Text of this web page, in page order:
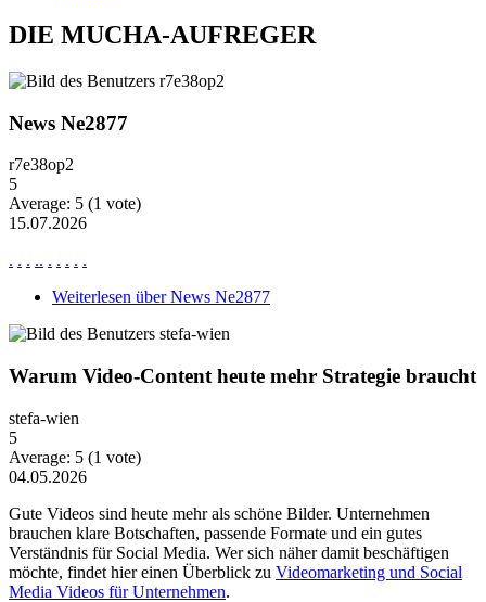
DIE MUCHA-AUFREGER
News Ne2877
r7e38op2
5
Average: 5 (1 vote)
15.07.2026
. . . .. . . . . .
Weiterlesen über News Ne2877
Warum Video-Content heute mehr Strategie braucht
stefa-wien
5
Average: 5 (1 vote)
04.05.2026
Gute Videos sind heute mehr als schöne Bilder. Unternehmen
brauchen klare Botschaften, passende Formate und ein gutes
Verständnis für Social Media. Wer sich näher damit beschäftigen
möchte, findet hier einen Überblick zu Videomarketing und Social
Media Videos für Unternehmen.